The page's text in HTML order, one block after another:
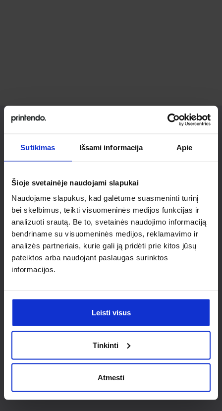
Sutikimas Išsami informacija Apie
Šioje svetainėje naudojami slapukai
Naudojame slapukus, kad galėtume suasmeninti turinį
bei skelbimus, teikti visuomeninės medijos funkcijas ir
analizuoti srautą. Be to, svetainės naudojimo informaciją
bendriname su visuomeninės medijos, reklamavimo ir
analizės partneriais, kurie gali ją pridėti prie kitos jūsų
pateiktos arba naudojant paslaugas surinktos
informacijos.
Leisti visus
Tinkinti
Atmesti
Ieškai
individualaus
sprendimo?
Susisiek su mumis dėl
nestandartinio produkto aptarimo.
Susisiekti